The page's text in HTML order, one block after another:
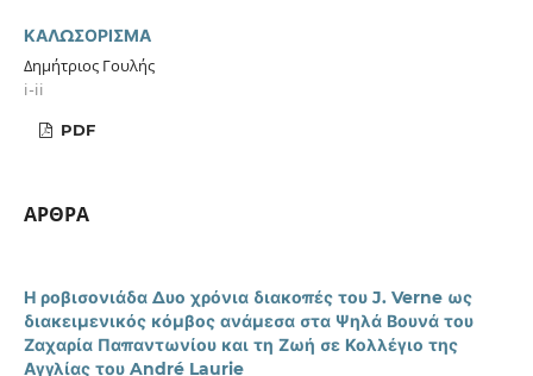
ΚΑΛΩΣΟΡΙΣΜΑ
Δημήτριος Γουλής
i-ii
PDF
ΑΡΘΡΑ
Η ροβισονιάδα Δυο χρόνια διακοπές του J. Verne ως
διακειμενικός κόμβος ανάμεσα στα Ψηλά Βουνά του
Ζαχαρία Παπαντωνίου και τη Ζωή σε Κολλέγιο της
Αγγλίας του André Laurie